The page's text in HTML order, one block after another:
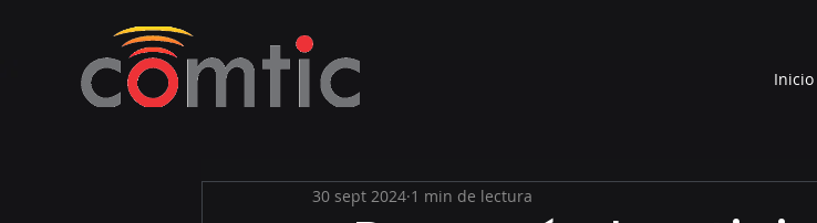
Inicio
30 sept 2024 1 min de lectura